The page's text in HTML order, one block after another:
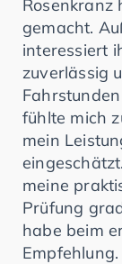
Rosenkranz
gemacht.
interessiert
zuverlässig
fühlte mich
mein
meine
Prüfung
habe beim
Empfehlung.